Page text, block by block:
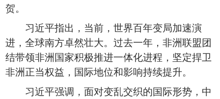
贺。
习近平指出，当前，世界百年变局加速演
进，全球南方卓然壮大。过去一年，非洲联盟团
结带领非洲国家积极推进一体化进程，坚定捍卫
非洲正当权益，国际地位和影响持续提升。
习近平强调，面对变乱交织的国际形势，中